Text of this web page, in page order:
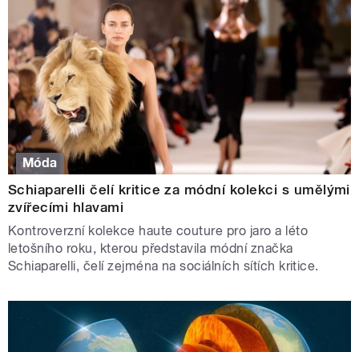
Móda
Schiaparelli čelí kritice za módní kolekci s umělými
zvířecími hlavami
Kontroverzní kolekce haute couture pro jaro a léto
letošního roku, kterou představila módní značka
Schiaparelli, čelí zejména na sociálních sítích kritice.